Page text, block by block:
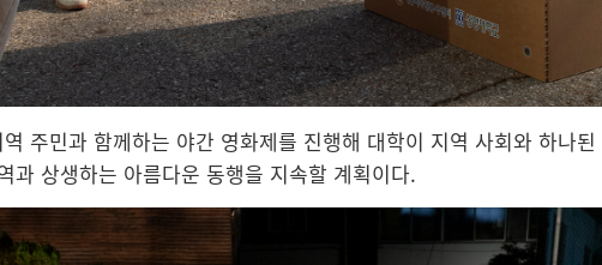
주민과 함께하는 야간 영화제를 진행해 대학이 지역 사회와 하나
과 상생하는 아름다운 동행을 지속할 계획이다.